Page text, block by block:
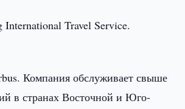
Travel Service.
Компания обслуживает свыше
в странах Восточной и Юго-